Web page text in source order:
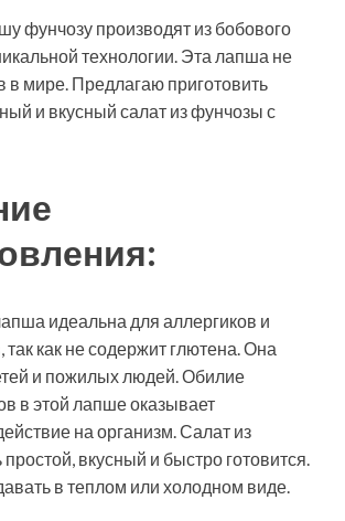
фунчозу производят из бобового
технологии. Эта лапша не
в мире. Предлагаю приготовить
и вкусный салат из фунчозы с
идеальна для аллергиков и
так как не содержит глютена. Она
и пожилых людей. Обилие
в этой лапше оказывает
на организм. Салат из
вкусный и быстро готовится.
в теплом или холодном виде.